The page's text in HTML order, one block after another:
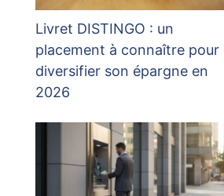
Livret DISTINGO : un
placement à connaître pour
diversifier son épargne en
2026